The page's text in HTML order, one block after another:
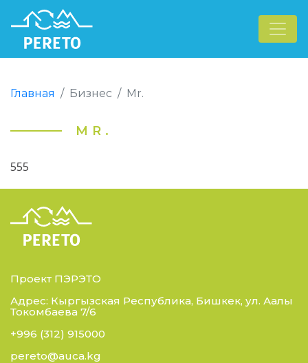
Главная Бизнес Mr.
MR.
555
Проект ПЭРЭТО
Адрес: Кыргызская Республика, Бишкек, ул. Аалы
Токомбаева 7/6
+996 (312) 915000
pereto@auca.kg